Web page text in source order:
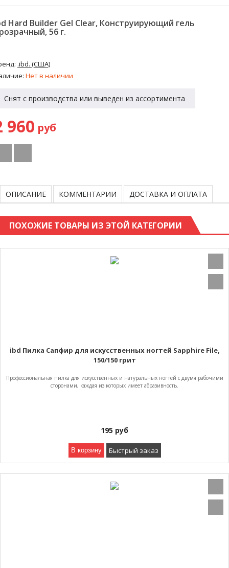
Hard Builder Gel Clear, Конструирующий гель
56 г.
.ibd. (США)
Нет в наличии
Снят с производства или выведен из ассортимента
960 руб
ОПИСАНИЕ КОММЕНТАРИИ ДОСТАВКА И ОПЛАТА
ПОХОЖИЕ ТОВАРЫ ИЗ ЭТОЙ КАТЕГОРИИ
ibd Пилка Сапфир для искусственных ногтей Sapphire File,
150/150 грит
Профессиональная пилка для искусственных и натуральных ногтей с двумя рабочими
сторонами, каждая из которых имеет абразивность.
195 руб
В корзину Быстрый заказ